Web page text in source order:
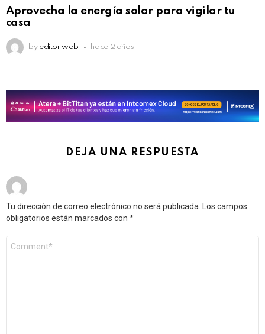
Aprovecha la energía solar para vigilar tu
casa
by editor web hace 2 años
DEJA UNA RESPUESTA
Tu dirección de correo electrónico no será publicada. Los campos
obligatorios están marcados con *